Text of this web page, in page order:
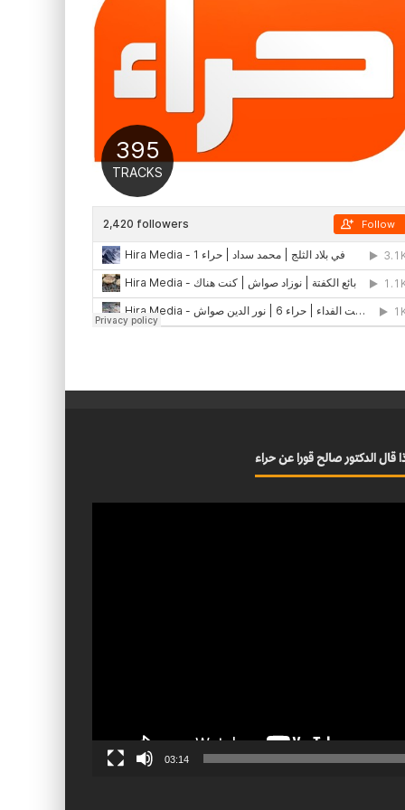
قال الدكتور صالح قورا عن حراء
03:14